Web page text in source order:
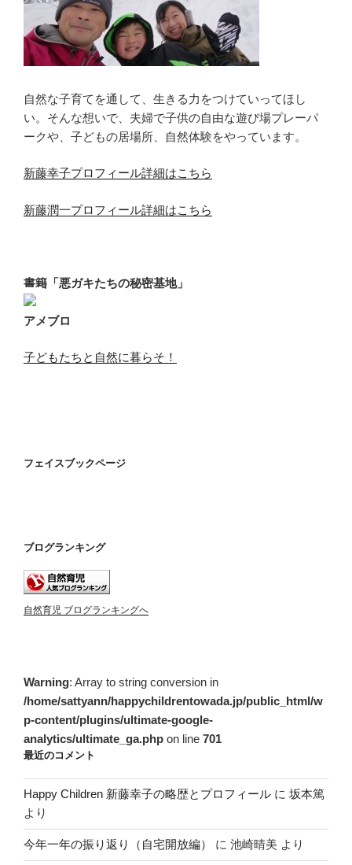
自然な子育てを通して、生きる力をつけていってほし
い。そんな想いで、夫婦で子供の自由な遊び場プレーパ
ークや、子どもの居場所、自然体験をやっています。
新藤幸子プロフィール詳細はこちら
新藤潤一プロフィール詳細はこちら
書籍「悪ガキたちの秘密基地」
アメブロ
子どもたちと自然に暮らそ！
フェイスブックページ
ブログランキング
自然育児 ブログランキングへ
Warning: Array to string conversion in
/home/sattyann/happychildrentowada.jp/public_html/w
p-content/plugins/ultimate-google-
analytics/ultimate_ga.php on line 701
最近のコメント
Happy Children 新藤幸子の略歴とプロフィール に 坂本篤
より
今年一年の振り返り（自宅開放編） に 池崎晴美 より